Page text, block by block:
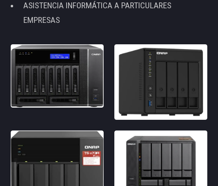
ASISTENCIA INFORMÁTICA A PARTICULARES
EMPRESAS